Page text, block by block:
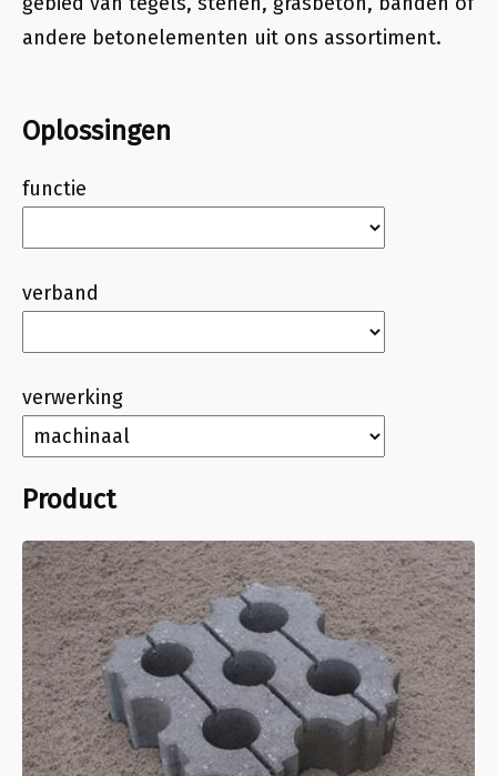
andere betonelementen uit ons assortiment.
Oplossingen
functie
verband
verwerking
Product